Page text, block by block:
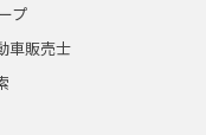
プ
車販売士